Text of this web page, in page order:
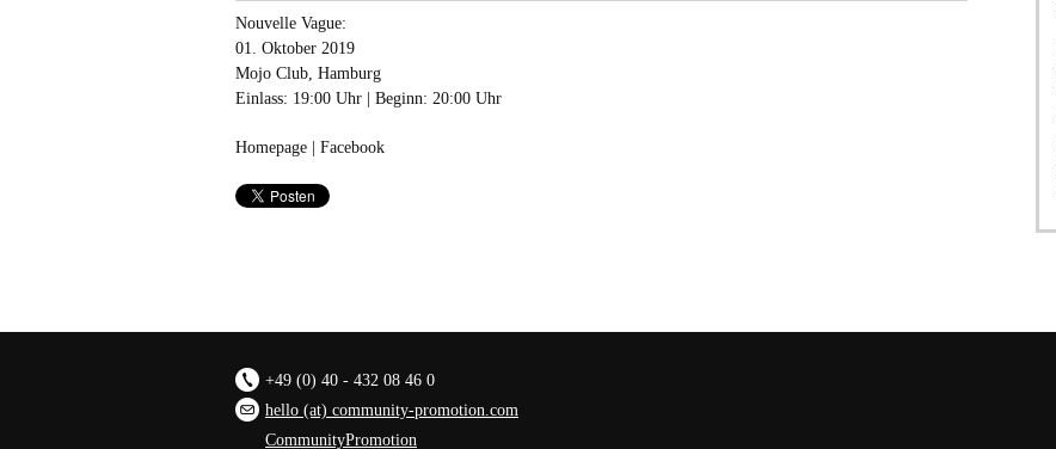
Nouvelle Vague:
01. Oktober 2019
Mojo Club, Hamburg
Einlass: 19:00 Uhr | Beginn: 20:00 Uhr
Homepage | Facebook
+49 (0) 40 - 432 08 46 0
hello (at) community-promotion.com
CommunityPromotion